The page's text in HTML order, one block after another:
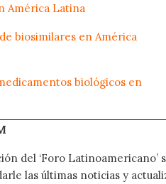
América Latina
biosimilares en América
biológicos en
del ‘Foro Latinoamericano’
las últimas noticias y